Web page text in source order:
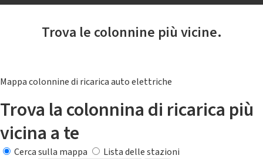
Trova le colonnine più vicine.
Mappa colonnine di ricarica auto elettriche
Trova la colonnina di ricarica più
vicina a te
Cerca sulla mappa
Lista delle stazioni